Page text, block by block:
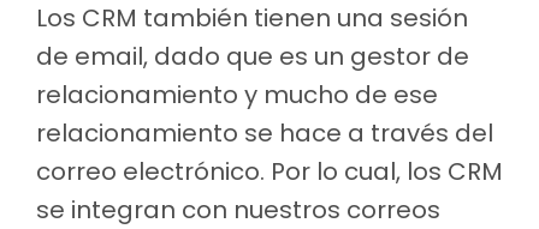
Los CRM también tienen una sesión
de email, dado que es un gestor de
relacionamiento y mucho de ese
relacionamiento se hace a través del
correo electrónico. Por lo cual, los CRM
se integran con nuestros correos